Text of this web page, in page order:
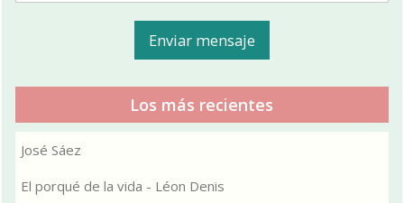
Los más recientes
José Sáez
El porqué de la vida - Léon Denis